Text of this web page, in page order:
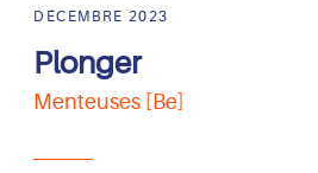
DÉCEMBRE 2023
Plonger
Menteuses [Be]